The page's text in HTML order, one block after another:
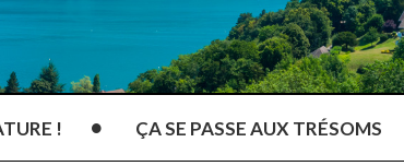
! ÇA SE PASSE AUX TRÉSOMS